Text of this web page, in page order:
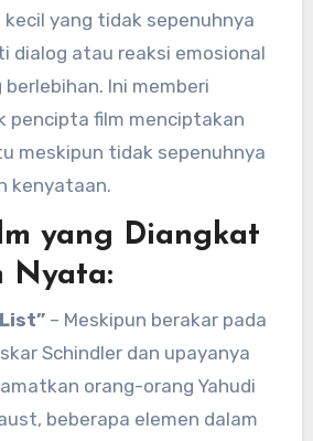
yang tidak sepenuhnya
dialog atau reaksi emosional
Ini memberi
pencipta film menciptakan
meskipun tidak sepenuhnya
kenyataan.
yang Diangkat
Nyata:
– Meskipun berakar pada
Schindler dan upayanya
orang-orang Yahudi
beberapa elemen dalam